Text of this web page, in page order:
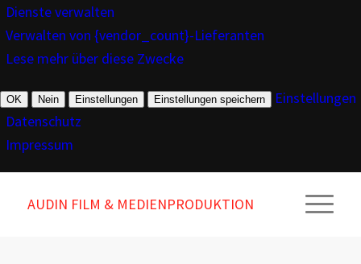
Dienste verwalten
Verwalten von {vendor_count}-Lieferanten
Lese mehr über diese Zwecke
OK Nein Einstellungen Einstellungen speichern
Einstellungen
Datenschutz
Impressum
AUDIN FILM & MEDIENPRODUKTION